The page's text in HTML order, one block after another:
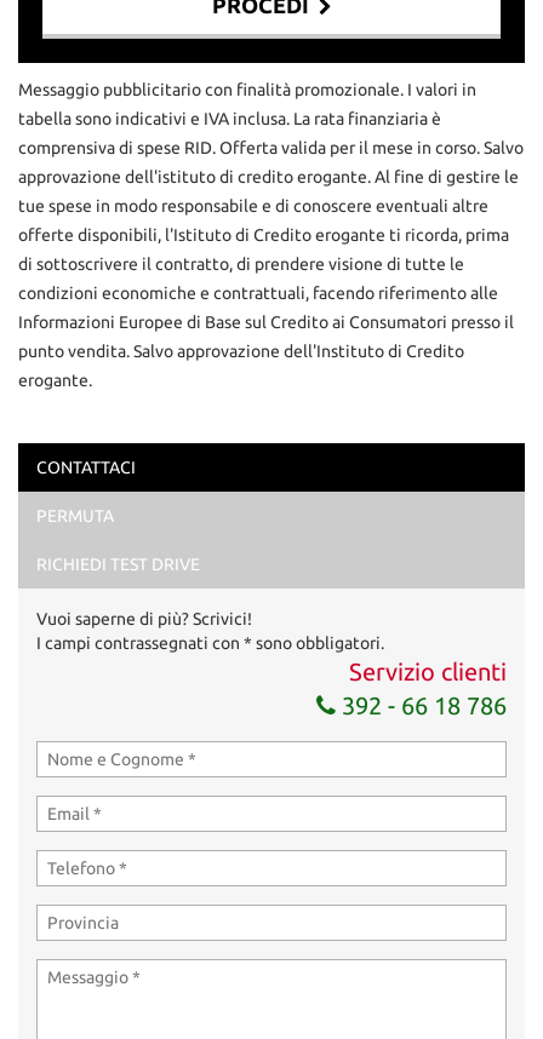
PROCEDI
Contattaci
Ho letto e accettol'informativa privacy*
Acconsento al trattamento dei miei dati per finalità di
Invia la tua richiesta
Messaggio pubblicitario con finalità promozionale. I valori in
tabella sono indicativi e IVA inclusa. La rata finanziaria è
comprensiva di spese RID. Offerta valida per il mese in corso. Salvo
approvazione dell'istituto di credito erogante. Al fine di gestire le
tue spese in modo responsabile e di conoscere eventuali altre
offerte disponibili, l'Istituto di Credito erogante ti ricorda, prima
di sottoscrivere il contratto, di prendere visione di tutte le
condizioni economiche e contrattuali, facendo riferimento alle
Informazioni Europee di Base sul Credito ai Consumatori presso il
punto vendita. Salvo approvazione dell'Instituto di Credito
erogante.
CONTATTACI
PERMUTA
RICHIEDI TEST DRIVE
Vuoi saperne di più? Scrivici!
I campi contrassegnati con * sono obbligatori.
Servizio clienti
392 - 66 18 786